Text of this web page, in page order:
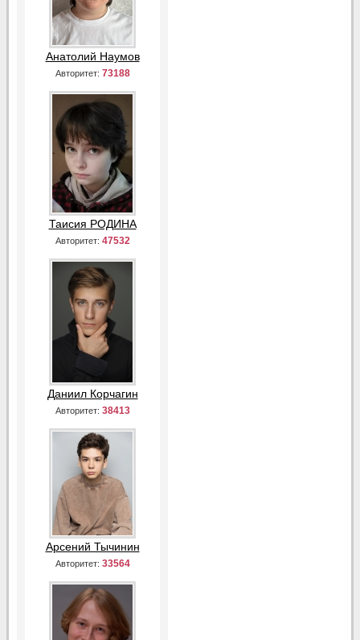
Анатолий Наумов
Авторитет: 73188
Таисия РОДИНА
Авторитет: 47532
Даниил Корчагин
Авторитет: 38413
Арсений Тычинин
Авторитет: 33564